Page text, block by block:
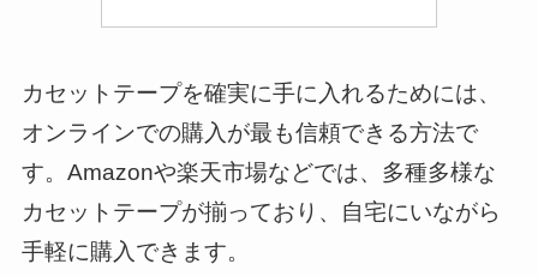
カセットテープを確実に手に入れるためには、
オンラインでの購入が最も信頼できる方法で
す。Amazonや楽天市場などでは、多種多様な
カセットテープが揃っており、自宅にいながら
手軽に購入できます。